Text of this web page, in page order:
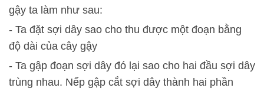
gậy ta làm như sau:
- Ta đặt sợi dây sao cho thu được một đoạn bằng
độ dài của cây gậy
- Ta gập đoạn sợi dây đó lại sao cho hai đầu sợi dây
trùng nhau. Nếp gập cắt sợi dây thành hai phần